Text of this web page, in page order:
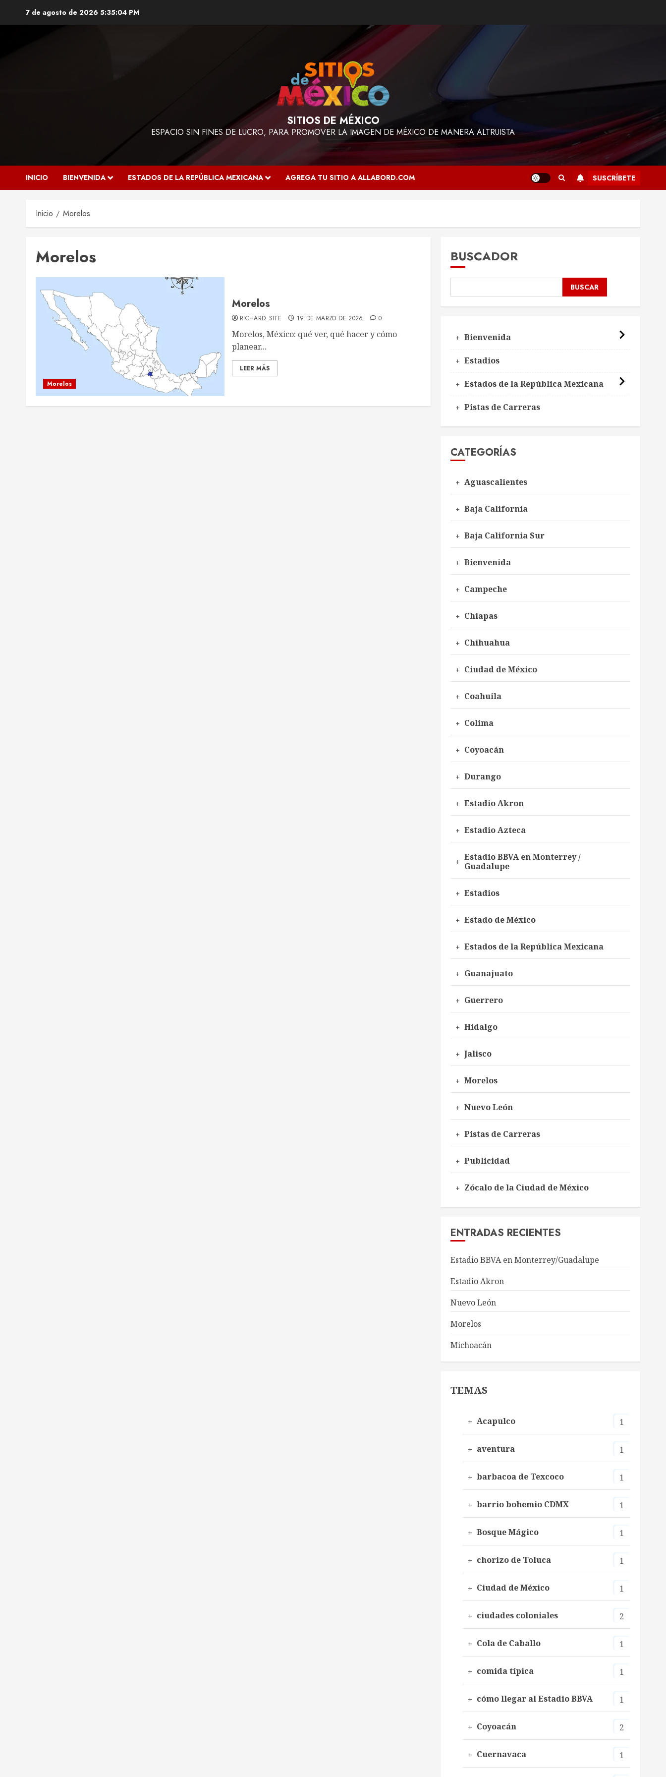
7 de agosto de 2026 5:35:05 PM
SITIOS DE MÉXICO
ESPACIO SIN FINES DE LUCRO, PARA PROMOVER LA IMAGEN DE MÉXICO DE MANERA ALTRUISTA
INICIO BIENVENIDA ESTADOS DE LA REPÚBLICA MEXICANA AGREGA TU SITIO A ALLABORD.COM SUSCRÍBETE
Inicio Morelos
Morelos
Morelos
Morelos
RICHARD_SITE 19 DE MARZO DE 2026 0
Morelos, México: qué ver, qué hacer y cómo
planear...
LEER MÁS
BUSCADOR
BUSCAR
Bienvenida
Estadios
Estados de la República Mexicana
Pistas de Carreras
CATEGORÍAS
Aguascalientes
Baja California
Baja California Sur
Bienvenida
Campeche
Chiapas
Chihuahua
Ciudad de México
Coahuila
Colima
Coyoacán
Durango
Estadio Akron
Estadio Azteca
Estadio BBVA en Monterrey /
Guadalupe
Estadios
Estado de México
Estados de la República Mexicana
Guanajuato
Guerrero
Hidalgo
Jalisco
Morelos
Nuevo León
Pistas de Carreras
Publicidad
Zócalo de la Ciudad de México
ENTRADAS RECIENTES
Estadio BBVA en Monterrey/Guadalupe
Estadio Akron
Nuevo León
Morelos
Michoacán
TEMAS
Acapulco 1
aventura 1
barbacoa de Texcoco 1
barrio bohemio CDMX 1
Bosque Mágico 1
chorizo de Toluca 1
Ciudad de México 1
ciudades coloniales 2
Cola de Caballo 1
comida típica 1
cómo llegar al Estadio BBVA 1
Coyoacán 2
Cuernavaca 1